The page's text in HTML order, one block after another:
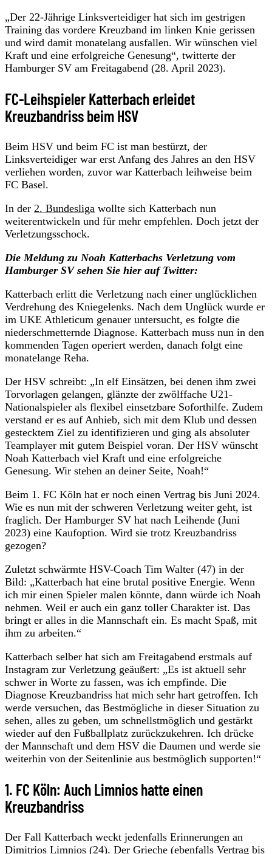
„Der 22-Jährige Linksverteidiger hat sich im gestrigen
Training das vordere Kreuzband im linken Knie gerissen
und wird damit monatelang ausfallen. Wir wünschen viel
Kraft und eine erfolgreiche Genesung“, twitterte der
Hamburger SV am Freitagabend (28. April 2023).
FC-Leihspieler Katterbach erleidet
Kreuzbandriss beim HSV
Beim HSV und beim FC ist man bestürzt, der
Linksverteidiger war erst Anfang des Jahres an den HSV
verliehen worden, zuvor war Katterbach leihweise beim
FC Basel.
In der 2. Bundesliga wollte sich Katterbach nun
weiterentwickeln und für mehr empfehlen. Doch jetzt der
Verletzungsschock.
Die Meldung zu Noah Katterbachs Verletzung vom
Hamburger SV sehen Sie hier auf Twitter:
Katterbach erlitt die Verletzung nach einer unglücklichen
Verdrehung des Kniegelenks. Nach dem Unglück wurde er
im UKE Athleticum genauer untersucht, es folgte die
niederschmetternde Diagnose. Katterbach muss nun in den
kommenden Tagen operiert werden, danach folgt eine
monatelange Reha.
Der HSV schreibt: „In elf Einsätzen, bei denen ihm zwei
Torvorlagen gelangen, glänzte der zwölffache U21-
Nationalspieler als flexibel einsetzbare Soforthilfe. Zudem
verstand er es auf Anhieb, sich mit dem Klub und dessen
gestecktem Ziel zu identifizieren und ging als absoluter
Teamplayer mit gutem Beispiel voran. Der HSV wünscht
Noah Katterbach viel Kraft und eine erfolgreiche
Genesung. Wir stehen an deiner Seite, Noah!“
Beim 1. FC Köln hat er noch einen Vertrag bis Juni 2024.
Wie es nun mit der schweren Verletzung weiter geht, ist
fraglich. Der Hamburger SV hat nach Leihende (Juni
2023) eine Kaufoption. Wird sie trotz Kreuzbandriss
gezogen?
Zuletzt schwärmte HSV-Coach Tim Walter (47) in der
Bild: „Katterbach hat eine brutal positive Energie. Wenn
ich mir einen Spieler malen könnte, dann würde ich Noah
nehmen. Weil er auch ein ganz toller Charakter ist. Das
bringt er alles in die Mannschaft ein. Es macht Spaß, mit
ihm zu arbeiten.“
Katterbach selber hat sich am Freitagabend erstmals auf
Instagram zur Verletzung geäußert: „Es ist aktuell sehr
schwer in Worte zu fassen, was ich empfinde. Die
Diagnose Kreuzbandriss hat mich sehr hart getroffen. Ich
werde versuchen, das Bestmögliche in dieser Situation zu
sehen, alles zu geben, um schnellstmöglich und gestärkt
wieder auf den Fußballplatz zurückzukehren. Ich drücke
der Mannschaft und dem HSV die Daumen und werde sie
weiterhin von der Seitenlinie aus bestmöglich supporten!“
1. FC Köln: Auch Limnios hatte einen
Kreuzbandriss
Der Fall Katterbach weckt jedenfalls Erinnerungen an
Dimitrios Limnios (24). Der Grieche (ebenfalls Vertrag bis